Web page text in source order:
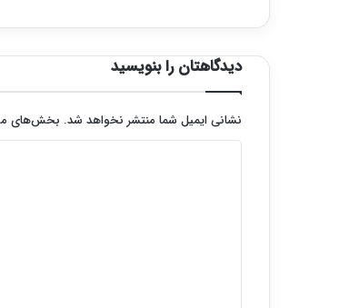
دیدگاهتان را بنویسید
نشانی ایمیل شما منتشر نخواهد شد. بخش‌های